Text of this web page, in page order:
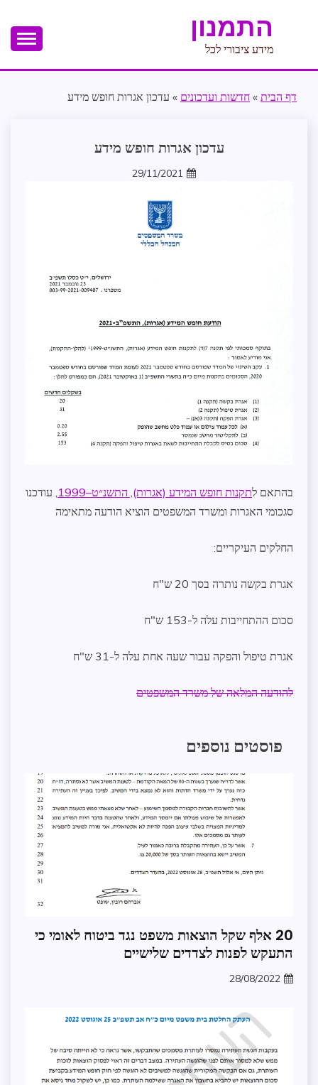
התמנון
מידע ציבורי לכל
דף הבית » חדשות ועדכונים » עדכון אגרות חופש מידע
חופש
מידע
עדכונים
עדכון אגרות חופש מידע
29/11/2021
בהתאם לתקנות חופש המידע (אגרות), התשנ״ט–1999
, עודכנו
סגכומי האגרות ומשרד המשפטים הוציא הודעה מתאימה
החלקים העיקריים:
אגרת בקשה נותרה בסך 20 ש"ח
סכום ההתחייבות עלה ל-153 ש"ח
אגרת טיפול והפקה עבור שעה אחת עלה ל-31 ש"ח
להודעה המלאה של משרד המשפטים
פוסטים נוספים
חופש
מידע
עתירת
20 אלף שקל הוצאות משפט נגד ביטוח לאומי כי
התעקש לפנות לצדדים שלישיים
28/08/2022